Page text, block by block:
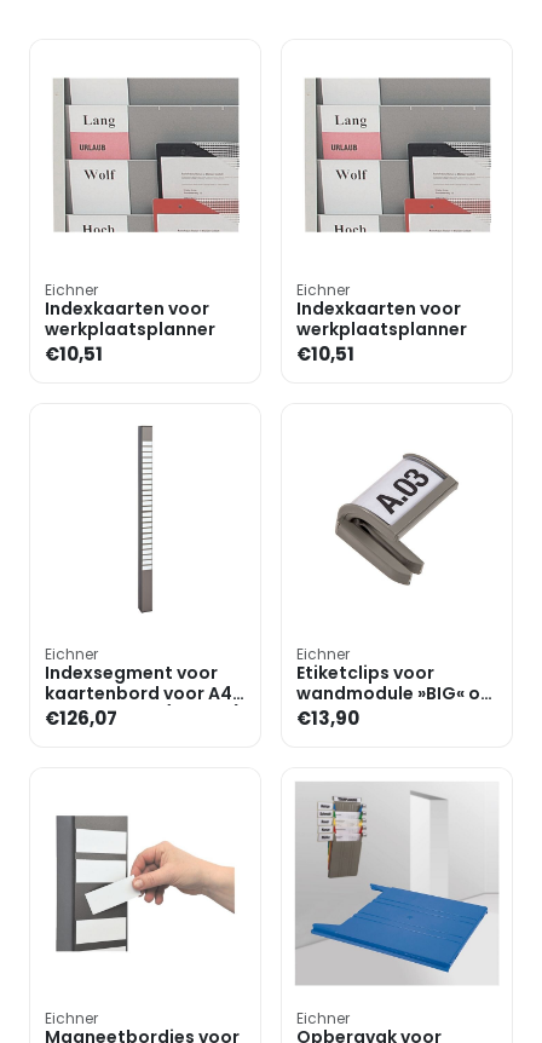
Eichner
Indexkaarten voor
werkplaatsplanner
€10,51
Eichner
Indexkaarten voor
werkplaatsplanner
€10,51
Eichner
Indexsegment voor
kaartenbord voor A4
documenten (25 rijen)
€126,07
Eichner
Etiketclips voor
wandmodule »BIG« of
»FLAT«, klein
€13,90
Eichner
Magneetbordjes voor
Eichner
Opbergvak voor